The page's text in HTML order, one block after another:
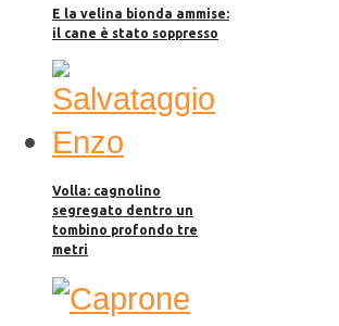
E la velina bionda ammise:
il cane è stato soppresso
Volla: cagnolino
segregato dentro un
tombino profondo tre
metri